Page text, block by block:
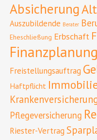
Absicherung
Auszubildende Berater
Eheschließung Erbschaft
Finanzplanung
Freistellungsauftrag
Haftpflicht
Pflegeversicherung
Riester-Vertrag